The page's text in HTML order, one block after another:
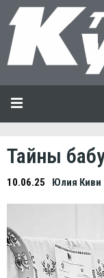
Тайны
10.06.25 Юлия Киви